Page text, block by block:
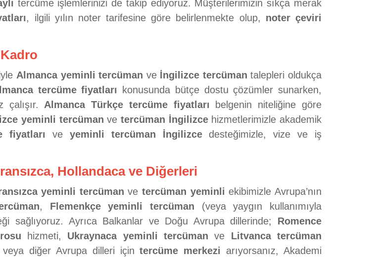
tercüme işlemlerinizi de takip ediyoruz. Müşterilerimizin sıkça merak
, ilgili yılın noter tarifesine göre belirlenmekte olup, noter çeviri
Almanca yeminli tercüman ve İngilizce tercüman talepleri oldukça
tercüme fiyatları konusunda bütçe dostu çözümler sunarken,
çalışır. Almanca Türkçe tercüme fiyatları belgenin niteliğine göre
yeminli tercüman vetercüman İngilizcehizmetlerimizle akademik
fiyatları ve yeminli tercüman İngilizcedesteğimizle, vize ve iş
Hollandaca ve Diğerleri
yeminli tercüman vetercüman yeminli ekibimizle Avrupa’nın
, Flemenkçe yeminli tercüman (veya yaygın kullanımıyla
sağlıyoruz. Ayrıca Balkanlar ve Doğu Avrupa dillerinde; Romence
hizmeti, Ukraynaca yeminli tercüman ve Litvanca tercüman
diğer Avrupa dilleri içintercüme merkezi
arıyorsanız, Akademi